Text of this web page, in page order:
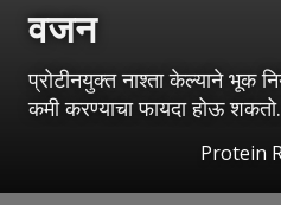
वजन
प्रोटीनयुक्त नाश्ता केल्याने भूक
कमी करण्याचा फायदा होऊ शकतो.
Protein